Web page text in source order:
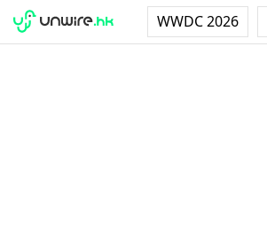
WWDC 2026